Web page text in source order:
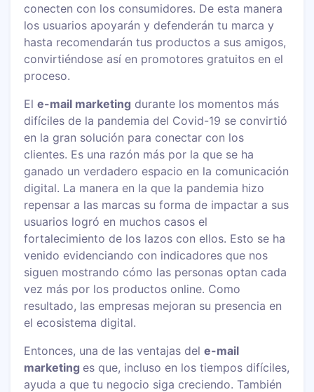
conecten con los consumidores. De esta manera
los usuarios apoyarán y defenderán tu marca y
hasta recomendarán tus productos a sus amigos,
convirtiéndose así en promotores gratuitos en el
proceso.
Ele-mail marketing durante los momentos más
difíciles de la pandemia del Covid-19 se convirtió
en la gran solución para conectar con los
clientes. Es una razón más por la que se ha
ganado un verdadero espacio en la comunicación
digital. La manera en la que la pandemia hizo
repensar a las marcas su forma de impactar a sus
usuarios logró en muchos casos el
fortalecimiento de los lazos con ellos. Esto se ha
venido evidenciando con indicadores que nos
siguen mostrando cómo las personas optan cada
vez más por los productos online. Como
resultado, las empresas mejoran su presencia en
el ecosistema digital.
Entonces, una de las ventajas dele-mail
marketing es que, incluso en los tiempos difíciles,
ayuda a que tu negocio siga creciendo. También